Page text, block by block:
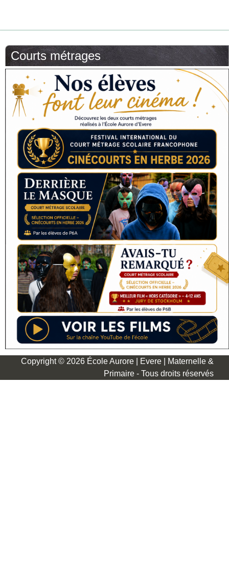
Courts métrages
Copyright © 2026 École Aurore | Evere | Maternelle &
Primaire - Tous droits réservés